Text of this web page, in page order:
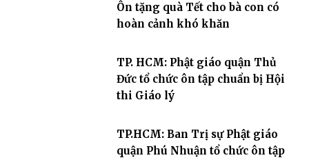
Ôn tặng quà Tết cho bà con có
hoàn cảnh khó khăn
TP. HCM: Phật giáo quận Thủ
Đức tổ chức ôn tập chuẩn bị Hội
thi Giáo lý
TP.HCM: Ban Trị sự Phật giáo
quận Phú Nhuận tổ chức ôn tập